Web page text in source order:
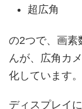
超広角
の2つで、画素
んが、広角カ
化しています。
ディスプレイ